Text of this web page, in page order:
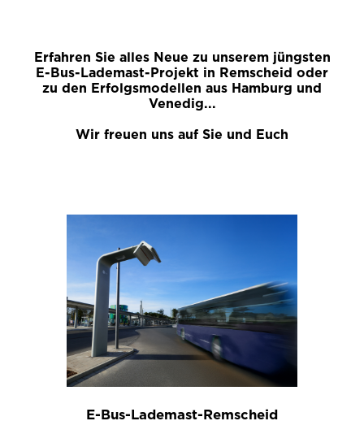
Erfahren Sie alles Neue zu unserem jüngsten
E-Bus-Lademast-Projekt in Remscheid oder
zu den Erfolgsmodellen aus Hamburg und
Venedig...
Wir freuen uns auf Sie und Euch
E-Bus-Lademast-Remscheid